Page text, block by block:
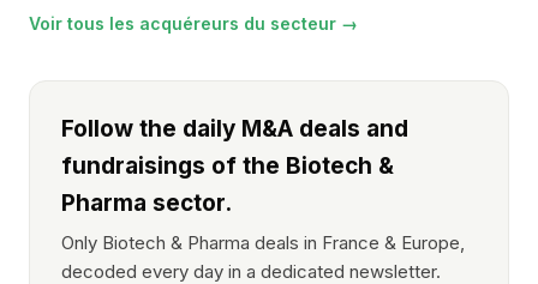
Voir tous les acquéreurs du secteur →
Follow the daily M&A deals and
fundraisings of the Biotech &
Pharma sector.
Only Biotech & Pharma deals in France & Europe,
decoded every day in a dedicated newsletter.